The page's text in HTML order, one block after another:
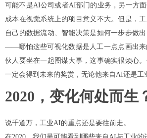
可能不是AI公司或者AI部门的业务，另一方
成本在视觉系统上的项目意义不大。但是，
自己的数据流动、智能决策是如何一步步做
——哪怕这些可视化数据是人工一点点画出来
伙人要坐在一起图谋大事，这事确实很烦心
一定会得到未来的奖赏，无论他来自AI还是工
2020，变化何处而生
说千道万，工业AI的重点还是要往前走。